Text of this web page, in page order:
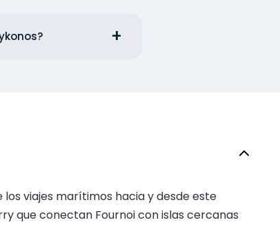
viajes marítimos hacia y desde este
que conectan Fournoi con islas cercanas